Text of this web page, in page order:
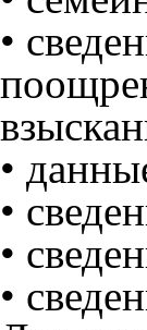
•
•
•
•
•